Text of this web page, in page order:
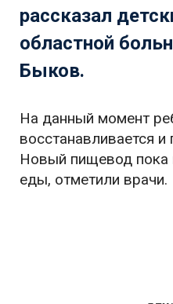
рассказал
областной
Быков.
На данный момент
восстанавливается и
Новый пищевод пока
еды, отметили врачи.